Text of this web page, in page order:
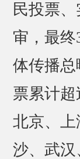
民投票
审，最
体传播总
票累计
北京、
沙、武